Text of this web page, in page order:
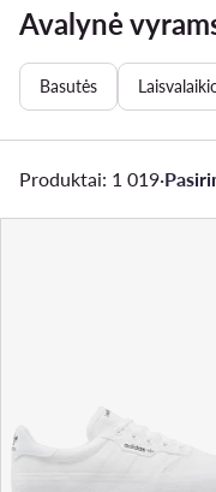
Avalynė
Basutės
Produktai: 1 019·